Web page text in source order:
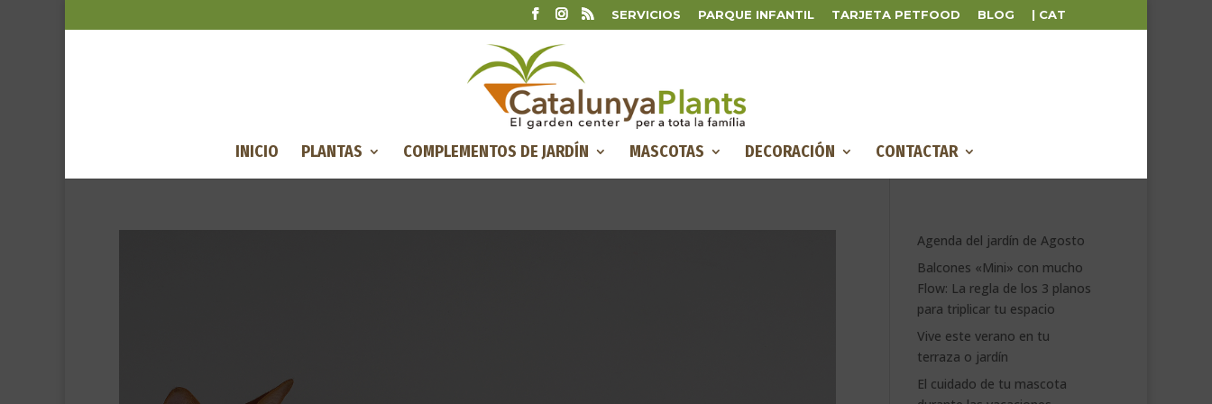
SERVICIOS PARQUE INFANTIL TARJETA PETFOOD BLOG | CAT
INICIO PLANTAS COMPLEMENTOS DE JARDÍN MASCOTAS DECORACIÓN CONTACTAR
Agenda del jardín de Agosto
Balcones «Mini» con mucho
Flow: La regla de los 3 planos
para triplicar tu espacio
Vive este verano en tu
terraza o jardín
El cuidado de tu mascota